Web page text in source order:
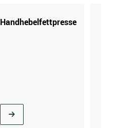
Handhebelfettpresse